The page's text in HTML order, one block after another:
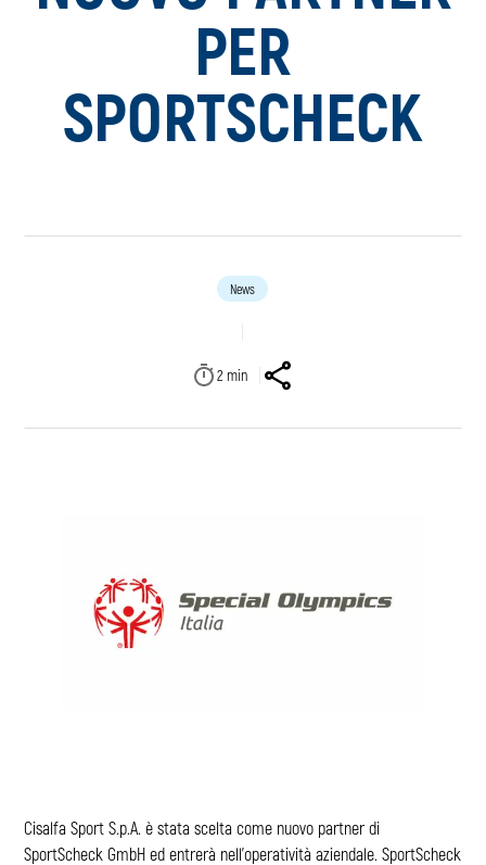
PER
SPORTSCHECK
News
2 min
Cisalfa Sport S.p.A. è stata scelta come nuovo partner di
SportScheck GmbH ed entrerà nell’operatività aziendale. SportScheck